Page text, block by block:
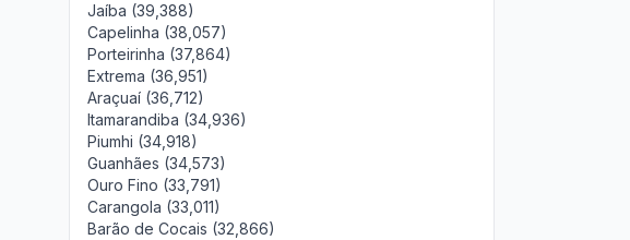
Jaíba (39,388)
Capelinha (38,057)
Porteirinha (37,864)
Extrema (36,951)
Araçuaí (36,712)
Itamarandiba (34,936)
Piumhi (34,918)
Guanhães (34,573)
Ouro Fino (33,791)
Carangola (33,011)
Barão de Cocais (32,866)